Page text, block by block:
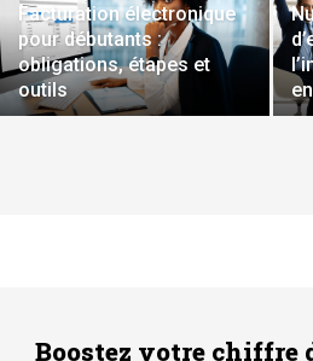
Facturation électronique
pour débutants :
obligations, étapes et
outils
Boostez votre chiffre